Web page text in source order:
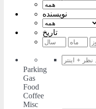
نویسنده
تاریخ
Parking
Gas
Food
Coffee
Misc